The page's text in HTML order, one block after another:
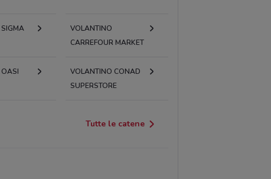
VOLANTINO
CARREFOUR MARKET
VOLANTINO CONAD
SUPERSTORE
Tutte le catene